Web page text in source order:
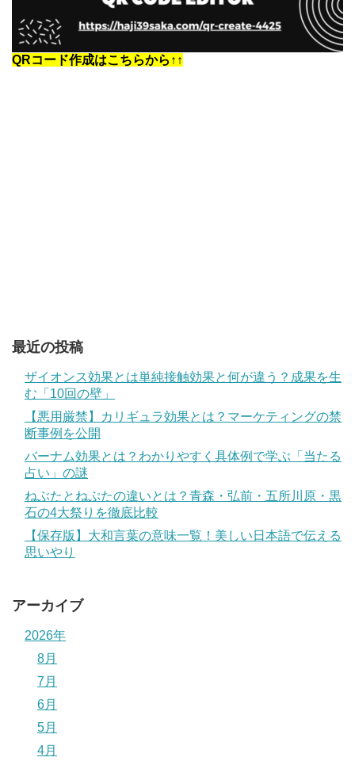
QRコード作成はこちらから↑↑
最近の投稿
ザイオンス効果とは単純接触効果と何が違う？成果を生
む「10回の壁」
【悪用厳禁】カリギュラ効果とは？マーケティングの禁
断事例を公開
バーナム効果とは？わかりやすく具体例で学ぶ「当たる
占い」の謎
ねぶたとねぷたの違いとは？青森・弘前・五所川原・黒
石の4大祭りを徹底比較
【保存版】大和言葉の意味一覧！美しい日本語で伝える
思いやり
アーカイブ
2026年
8月
7月
6月
5月
4月